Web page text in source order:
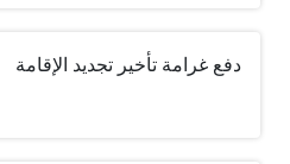
دفع غرامة تأخير تجديد الإقامة